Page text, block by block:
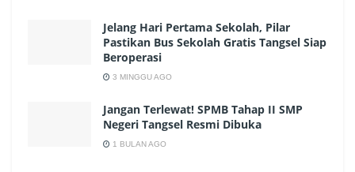
Jelang Hari Pertama Sekolah, Pilar
Pastikan Bus Sekolah Gratis Tangsel Siap
Beroperasi
3 MINGGU AGO
Jangan Terlewat! SPMB Tahap II SMP
Negeri Tangsel Resmi Dibuka
1 BULAN AGO